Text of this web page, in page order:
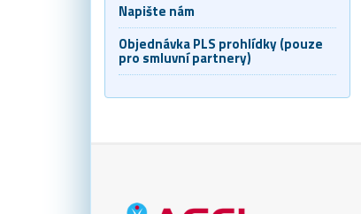
Napište nám
Objednávka PLS prohlídky (pouze
pro smluvní partnery)